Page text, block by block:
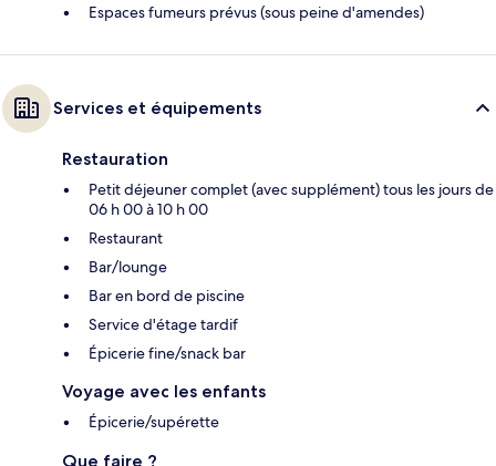
Espaces fumeurs prévus (sous peine d'amendes)
Services et équipements
Restauration
Petit déjeuner complet (avec supplément) tous les jours de
06 h 00 à 10 h 00
Restaurant
Bar/lounge
Bar en bord de piscine
Service d'étage tardif
Épicerie fine/snack bar
Voyage avec les enfants
Épicerie/supérette
Que faire ?